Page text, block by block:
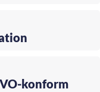
konform